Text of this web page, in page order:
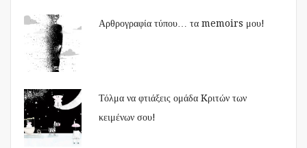
Αρθρογραφία τύπου… τα memoirs μου!
Τόλμα να φτιάξεις ομάδα Kριτών των
κειμένων σου!